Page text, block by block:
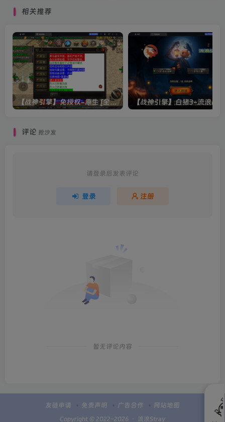
相关推荐
【战神引擎】免授权-原生 [全屏自动拾取] 插件 + 配置教程（更新修复版，具体自测）
评论 抢沙发
请登录后发表评论
登录 注册
暂无评论内容
友链申请 免责声明 广告合作 网站地图
Copyright © 2022-2026 ・ 流浪Stray